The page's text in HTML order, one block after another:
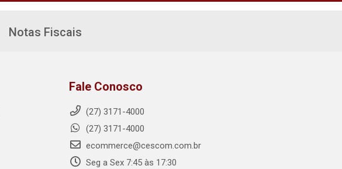
Notas Fiscais
Fale Conosco
(27) 3171-4000
(27) 3171-4000
ecommerce@cescom.com.br
Seg a Sex 7:45 às 17:30